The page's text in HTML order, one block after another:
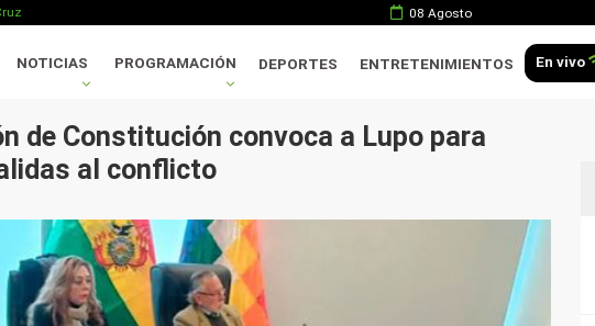
08 Agosto
NOTICIAS PROGRAMACIÓN DEPORTES ENTRETENIMIENTOS En vivo
de Constitución convoca a Lupo para
al conflicto